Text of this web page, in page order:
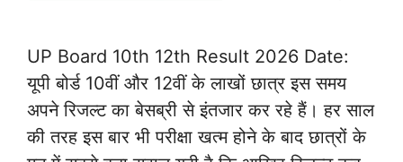
UP Board 10th 12th Result 2026 Date:
यूपी बोर्ड 10वीं और 12वीं के लाखों छात्र इस समय
अपने रिजल्ट का बेसब्री से इंतजार कर रहे हैं। हर साल
की तरह इस बार भी परीक्षा खत्म होने के बाद छात्रों के